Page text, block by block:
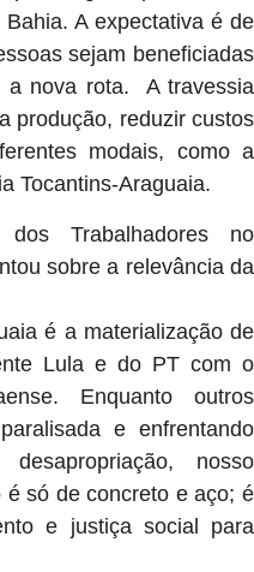
A expectativa é de
sejam beneficiadas
a nova rota. A travessia
produção, reduzir custos
modais, como a
Tocantins-Araguaia.
Trabalhadores no
sobre a relevância da
é a materialização de
Lula e do PT com o
Enquanto outros
e enfrentando
nosso
só de concreto e aço; é
e justiça social para